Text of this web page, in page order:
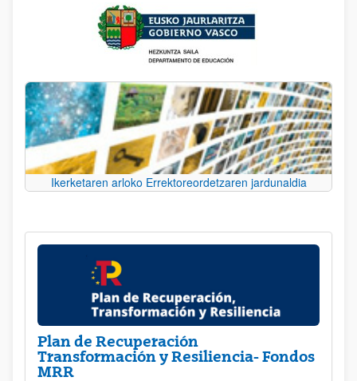
Ikerketaren arloko Errektoreordetzaren jardunaldia
Plan de Recuperación
Transformación y Resiliencia- Fondos
MRR